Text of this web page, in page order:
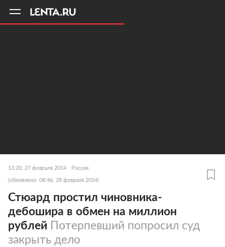
13:20, 27 февраля 2014 Россия
(обновлено: 08:46, 28 февраля 2014)
Стюард простил чиновника-
дебошира в обмен на миллион
рублей Потерпевший попросил суд
закрыть дело